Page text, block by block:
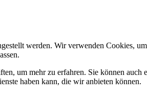
werden. Wir verwenden Cookies,
um mehr zu erfahren. Sie können
haben kann, die wir anbieten können.